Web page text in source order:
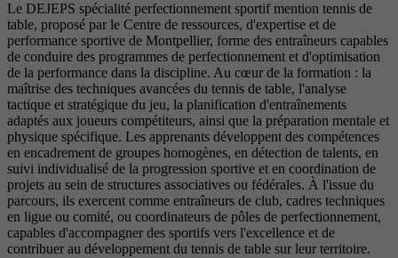
Le DEJEPS spécialité perfectionnement sportif mention tennis de
table, proposé par le Centre de ressources, d'expertise et de
performance sportive de Montpellier, forme des entraîneurs capables
de conduire des programmes de perfectionnement et d'optimisation
de la performance dans la discipline. Au cœur de la formation : la
maîtrise des techniques avancées du tennis de table, l'analyse
tactique et stratégique du jeu, la planification d'entraînements
adaptés aux joueurs compétiteurs, ainsi que la préparation mentale et
physique spécifique. Les apprenants développent des compétences
en encadrement de groupes homogènes, en détection de talents, en
suivi individualisé de la progression sportive et en coordination de
projets au sein de structures associatives ou fédérales. À l'issue du
parcours, ils exercent comme entraîneurs de club, cadres techniques
en ligue ou comité, ou coordinateurs de pôles de perfectionnement,
capables d'accompagner des sportifs vers l'excellence et de
contribuer au développement du tennis de table sur leur territoire.